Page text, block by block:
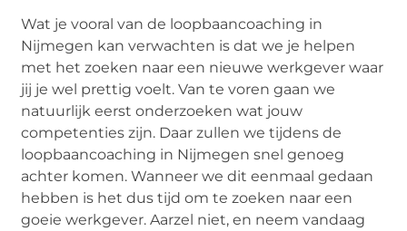
Wat je vooral van de loopbaancoaching in
Nijmegen kan verwachten is dat we je helpen
met het zoeken naar een nieuwe werkgever waar
jij je wel prettig voelt. Van te voren gaan we
natuurlijk eerst onderzoeken wat jouw
competenties zijn. Daar zullen we tijdens de
loopbaancoaching in Nijmegen snel genoeg
achter komen. Wanneer we dit eenmaal gedaan
hebben is het dus tijd om te zoeken naar een
goeie werkgever. Aarzel niet, en neem vandaag